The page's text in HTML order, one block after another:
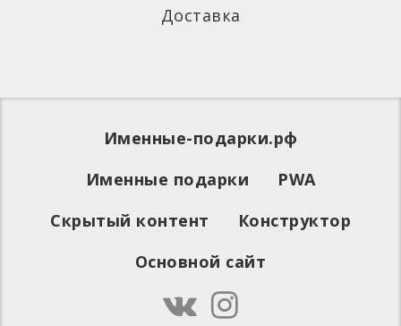
Доставка
Именные-подарки.рф
Именные подарки
PWA
Скрытый контент
Конструктор
Основной сайт